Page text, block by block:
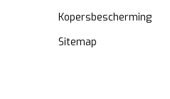
Kopersbescherming
Sitemap